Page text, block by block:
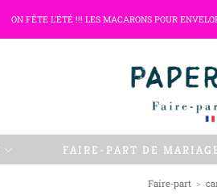
ON FÊTE L'ÉTÉ !!! LES MACARONS POUR
FAIRE-PART DE
Faire-part >